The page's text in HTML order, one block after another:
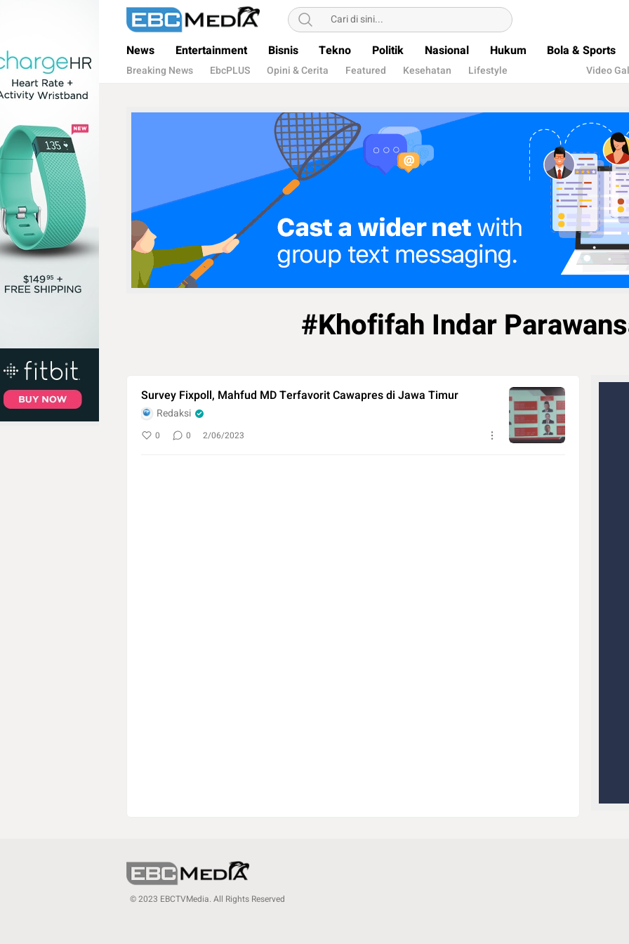
ebctvmedia
Menggapai Cakrawala Untuk Indonesia
News Entertainment Bisnis Tekno Politik Nasional Hukum Bola & Sports
Breaking News EbcPLUS Opini & Cerita Featured Kesehatan Lifestyle Video
#Khofifah Indar
Survey Fixpoll, Mahfud MD Terfavorit Cawapres di Jawa Timur
Redaksi
0 0 2/06/2023
© 2023 EBCTVMedia. All Rights Reserved